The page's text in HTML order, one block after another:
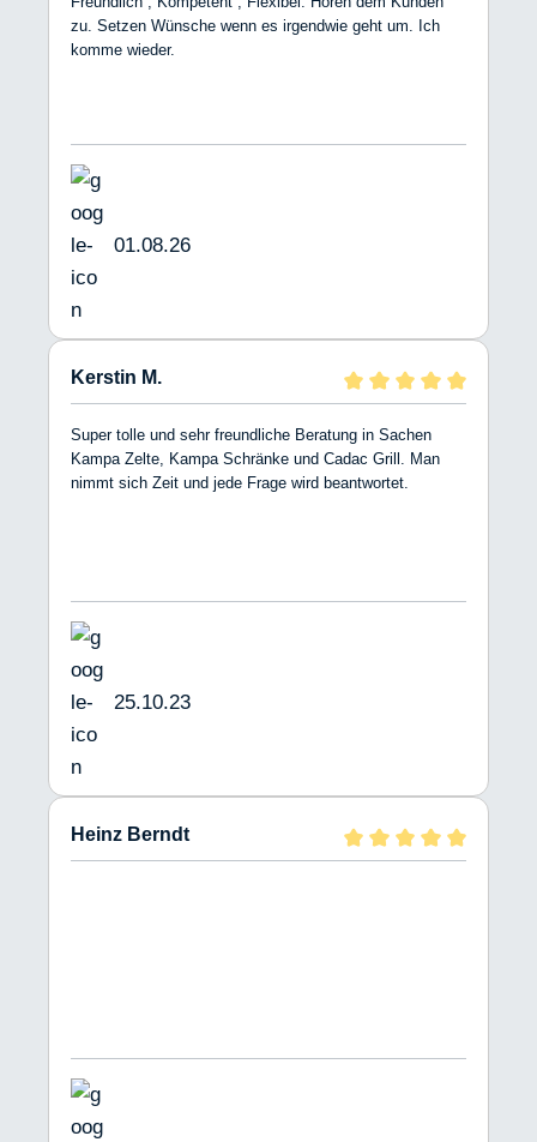
zu. Setzen Wünsche wenn es irgendwie geht um. Ich
komme wieder.
01.08.26
Kerstin M.
Super tolle und sehr freundliche Beratung in Sachen
Kampa Zelte, Kampa Schränke und Cadac Grill. Man
nimmt sich Zeit und jede Frage wird beantwortet.
25.10.23
Heinz Berndt